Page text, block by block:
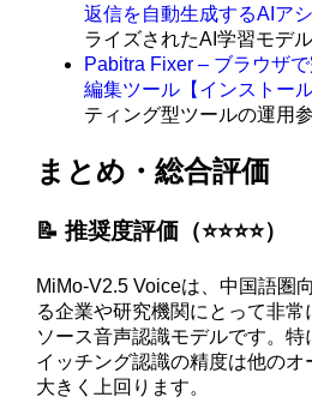
返信を自動生成するAIア
ライズされたAI学習モデ
Pabitra Fixer – ブラウザ
編集ツール【インストール
ティング型ツールの運用
まとめ・総合評価
📝 推奨度評価（⭐️⭐️⭐️⭐️）
MiMo-V2.5 Voiceは、中国語圏
る企業や研究機関にとって非
ソース音声認識モデルです。
イッチング認識の精度は他の
大きく上回ります。